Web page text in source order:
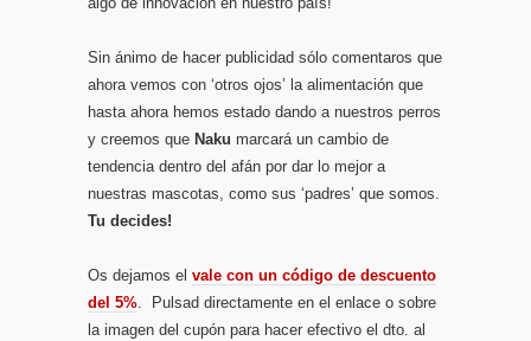
Sin ánimo de hacer publicidad sólo comentaros que
ahora vemos con ‘otros ojos’ la alimentación que
hasta ahora hemos estado dando a nuestros perros
y creemos que Naku marcará un cambio de
tendencia dentro del afán por dar lo mejor a
nuestras mascotas, como sus ‘padres’ que somos.
Tu decides!
Os dejamos el vale con un código de descuento
del 5% . Pulsad directamente en el enlace o sobre
la imagen del cupón para hacer efectivo el dto. al